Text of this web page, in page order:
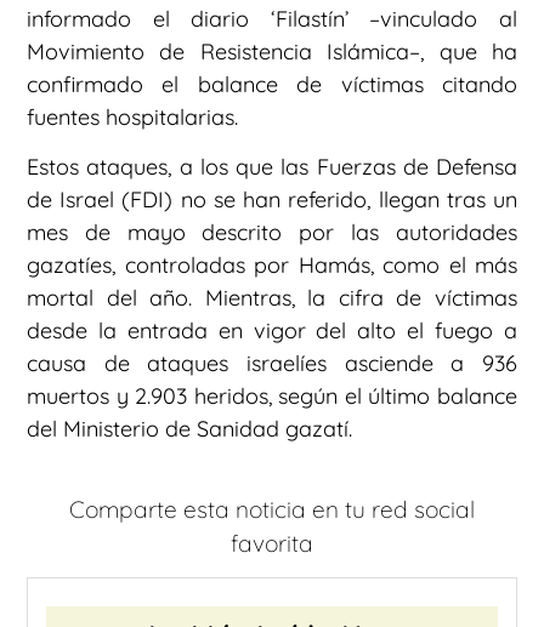
informado el diario ‘Filastín’ –vinculado al
Movimiento de Resistencia Islámica–, que ha
confirmado el balance de víctimas citando
fuentes hospitalarias.
Estos ataques, a los que las Fuerzas de Defensa
de Israel (FDI) no se han referido, llegan tras un
mes de mayo descrito por las autoridades
gazatíes, controladas por Hamás, como el más
mortal del año. Mientras, la cifra de víctimas
desde la entrada en vigor del alto el fuego a
causa de ataques israelíes asciende a 936
muertos y 2.903 heridos, según el último balance
del Ministerio de Sanidad gazatí.
Comparte esta noticia en tu red social
favorita